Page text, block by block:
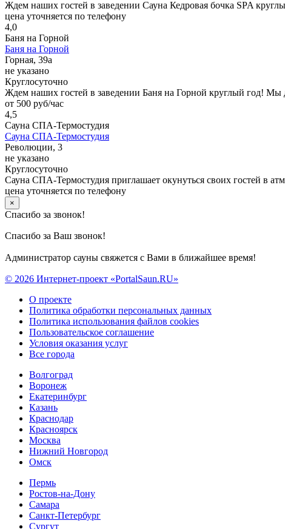
Ждем наших гостей в заведении Сауна Кедровая бочка SPA
цена уточняется по телефону
4,0
Баня на Горной
Баня на Горной
Горная, 39а
не указано
Круглосуточно
Ждем наших гостей в заведении Баня на Горной круглый год!
от 500 руб/час
4,5
Сауна СПА-Термостудия
Сауна СПА-Термостудия
Революции, 3
не указано
Круглосуточно
Сауна СПА-Термостудия приглашает окунуться своих гостей в
цена уточняется по телефону
×
Спасибо за звонок!
Спасибо за Ваш звонок!
Администратор сауны свяжется с Вами в ближайшее время!
© 2026 Интернет-проект «PortalSaun.RU»
О проекте
Политика обработки персональных данных
Политика использования файлов cookies
Пользовательское соглашение
Условия оказания услуг
Все города
Волгоград
Воронеж
Екатеринбург
Казань
Краснодар
Красноярск
Москва
Нижний Новгород
Омск
Пермь
Ростов-на-Дону
Самара
Санкт-Петербург
Сургут